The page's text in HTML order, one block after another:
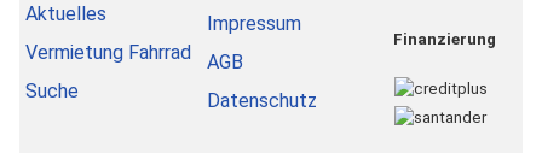
Aktuelles
Vermietung Fahrrad
Suche
Impressum
AGB
Datenschutz
Finanzierung